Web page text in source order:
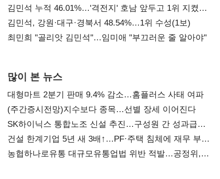
김민석 누적 46.01%…'격전지' 호남 앞두고 1위 지켰다
(2보)
김민석, 강원·대구·경북서 48.54%…1위 수성(1보)
최민희 "골리앗 김민석"…임미애 "부끄러운 줄 알아야"
많이 본 뉴스
대형마트 2분기 판매 9.4% 감소…홈플러스 사태 여파
(주간증시전망)지수보다 종목…선별 장세 이어진다
SK하이닉스 통합노조 신설 추진…구성원 간 성과급
불만 확산
건설 한계기업 5년 새 3배↑…PF·주택 침체에 재무 부담
확대
농협하나로유통 대규모유통업법 위반 적발…공정위,